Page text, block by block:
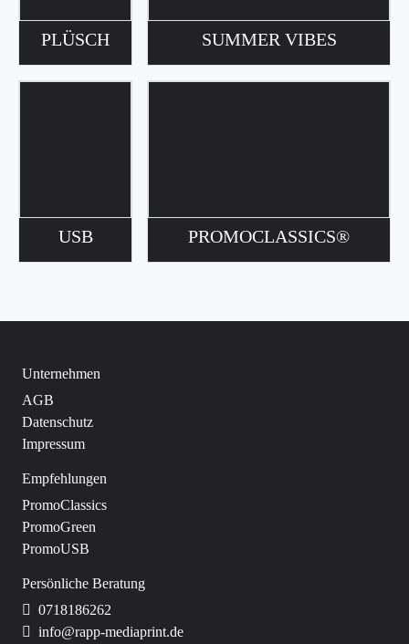
PLÜSCH SUMMER VIBES
USB PROMOCLASSICS®
Unternehmen
AGB
Datenschutz
Impressum
Empfehlungen
PromoClassics
PromoGreen
PromoUSB
Persönliche Beratung
0718186262
info@rapp-mediaprint.de